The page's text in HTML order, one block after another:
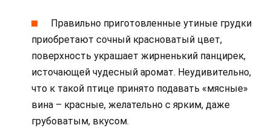
Правильно приготовленные утиные грудки
приобретают сочный красноватый цвет,
поверхность украшает жирненький панцирек,
источающей чудесный аромат. Неудивительно,
что к такой птице принято подавать «мясные»
вина – красные, желательно с ярким, даже
грубоватым, вкусом.